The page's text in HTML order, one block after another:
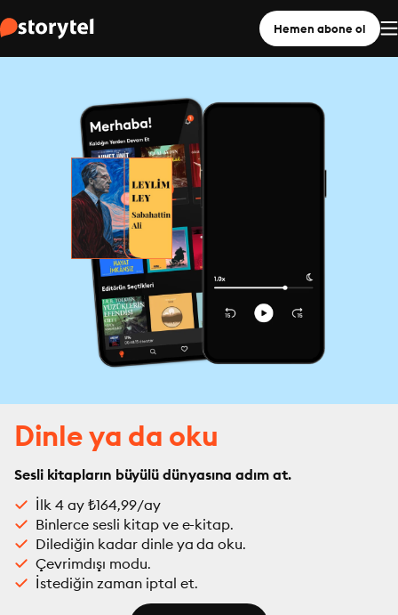
Hemen abone ol
Dinle ya da oku
Sesli kitapların büyülü dünyasına adım at.
İlk 4 ay ₺164,99/ay
Binlerce sesli kitap ve e-kitap.
Dilediğin kadar dinle ya da oku.
Çevrimdışı modu.
İstediğin zaman iptal et.